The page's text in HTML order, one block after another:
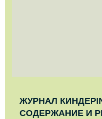
ЖУРНАЛ
СОДЕРЖАНИЕ И